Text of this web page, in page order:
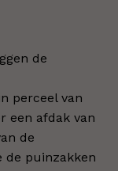
de
perceel van
een afdak van
de
de puinzakken